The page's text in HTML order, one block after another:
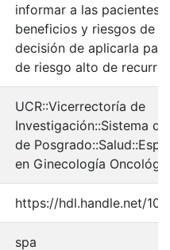
informar a las pacientes
beneficios y riesgos de
decisión de aplicarla
de riesgo alto de
UCR::Vicerrectoría de
Investigación::Sistema
de
en Ginecología
https://hdl.handle.net/
spa